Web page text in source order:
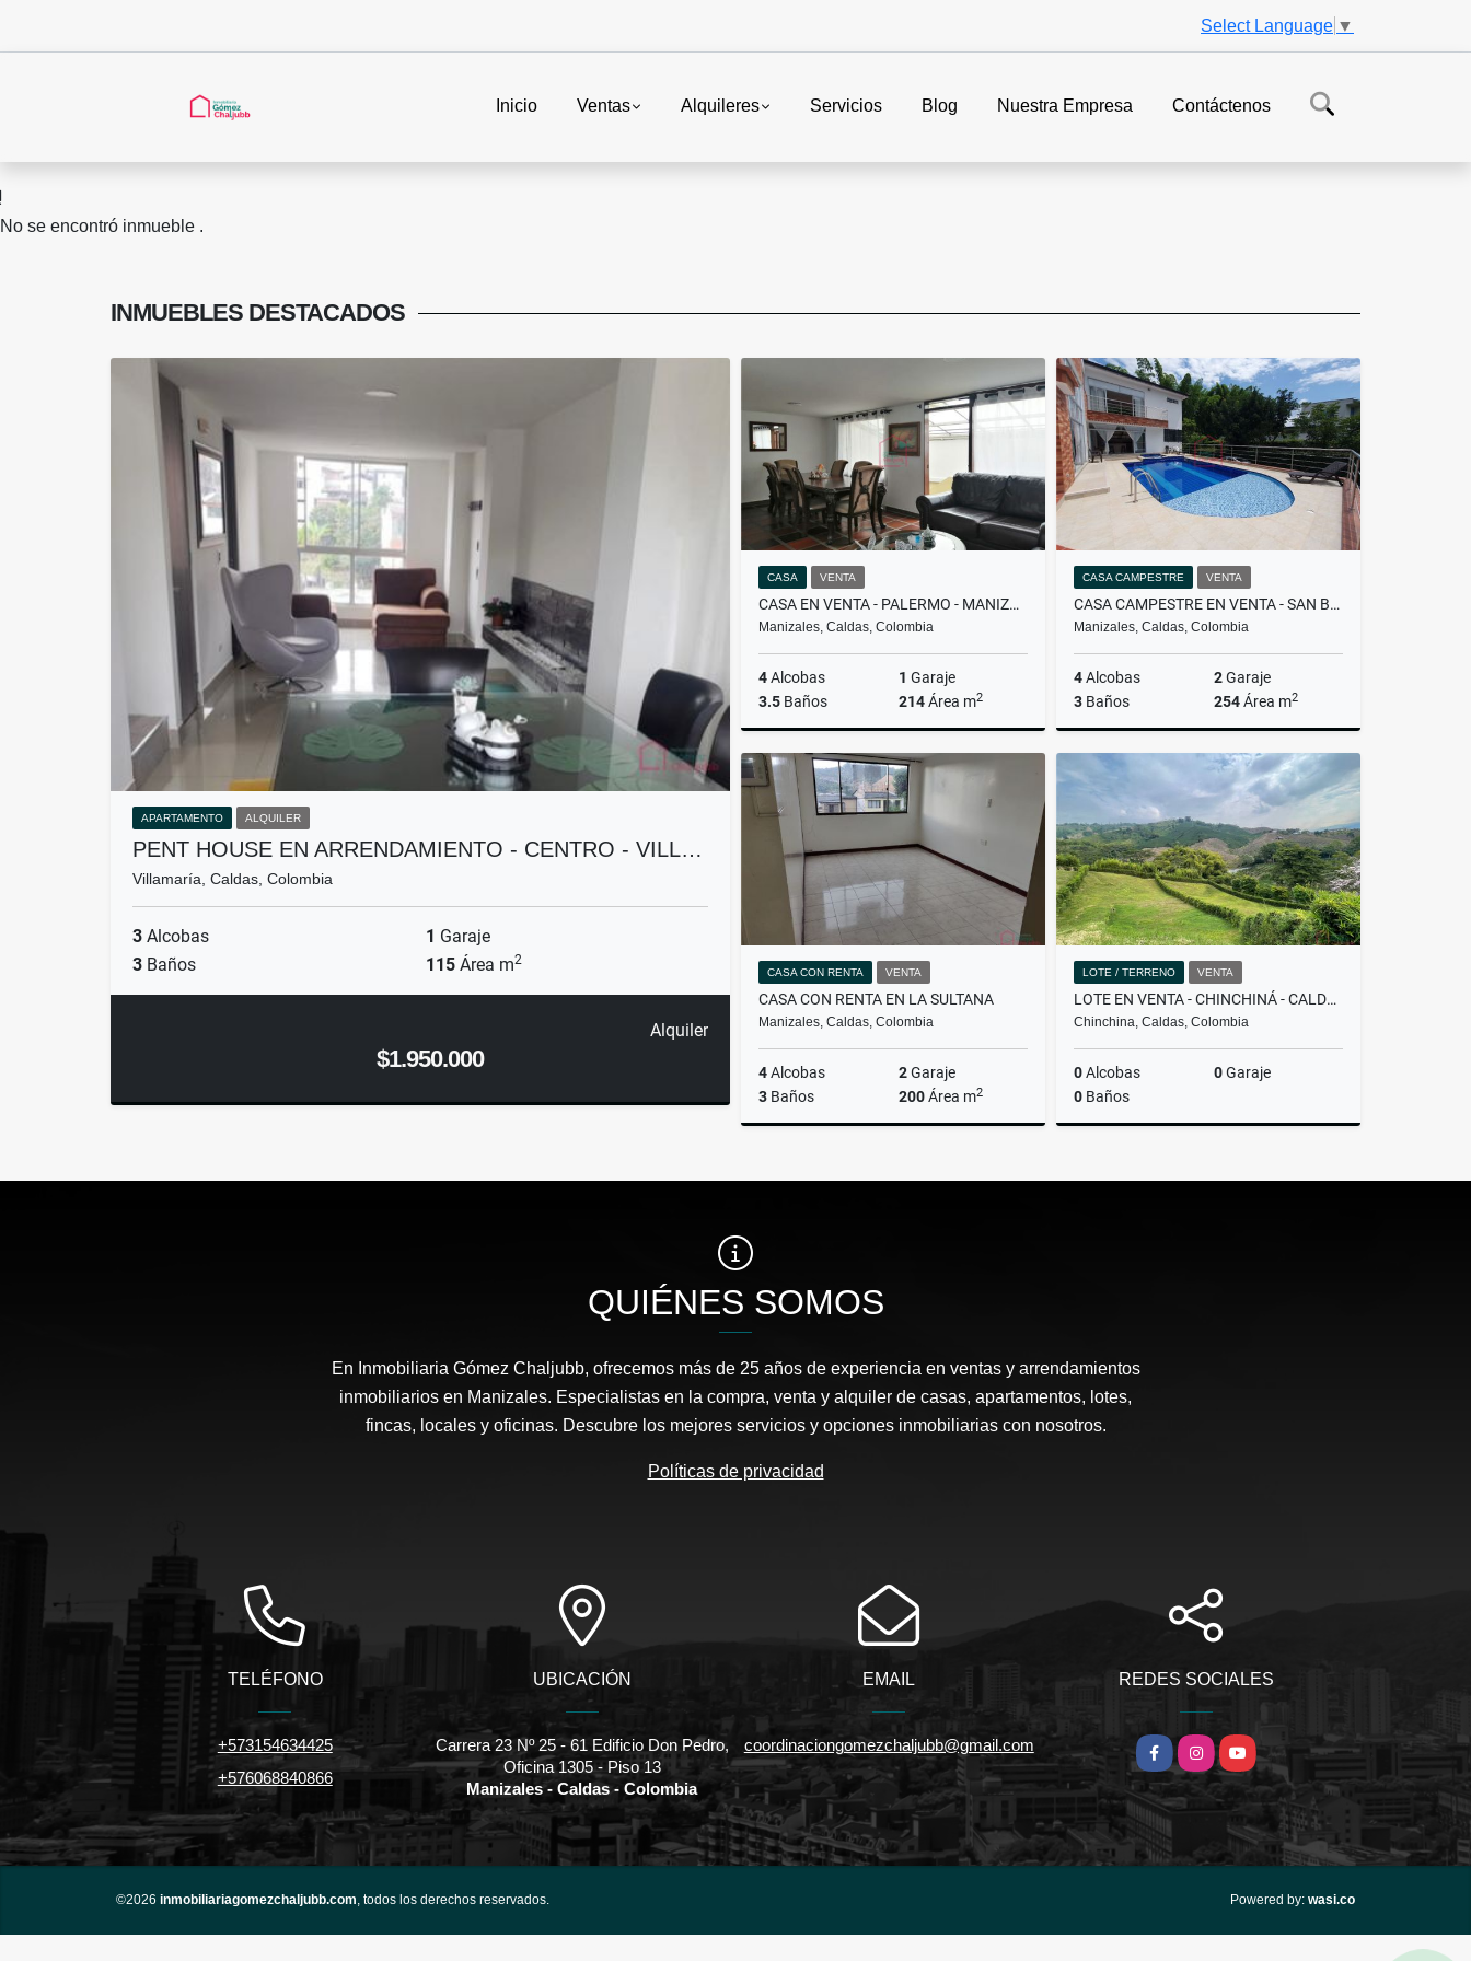
Select Language ▼
Inicio Ventas Alquileres Servicios Blog Nuestra Empresa Contáctenos
No se encontró inmueble .
INMUEBLES DESTACADOS
APARTAMENTO ALQUILER
PENT HOUSE EN ARRENDAMIENTO - CENTRO - VILL…
Villamaría, Caldas, Colombia
3 Alcobas 1 Garaje
3 Baños 115 Área m2
Alquiler
$1.950.000
CASA VENTA
CASA EN VENTA - PALERMO - MANIZALES
Manizales, Caldas, Colombia
4Alcobas 1 Garaje
3.5 Baños 214Área m2
$720.000.000
CASA CAMPESTRE VENTA
CASA CAMPESTRE EN VENTA - SAN BERNARDO DEL VIENTO - MANIZALES
Manizales, Caldas, Colombia
4Alcobas 2Garaje
3 Baños 254Área m2
Venta
$1.500.000.000
CASA CON RENTA VENTA
CASA CON RENTA EN LA SULTANA
Manizales, Caldas, Colombia
4Alcobas 2Garaje
3 Baños 200Área m2
$485.000.000
LOTE / TERRENO VENTA
LOTE EN VENTA - CHINCHINÁ - CALDAS
Chinchina, Caldas, Colombia
0Alcobas 0Garaje
0 Baños
$330.000.000
QUIÉNES SOMOS
En Inmobiliaria Gómez Chaljubb, ofrecemos más de 25 años de experiencia en ventas y arrendamientos
inmobiliarios en Manizales. Especialistas en la compra, venta y alquiler de casas, apartamentos, lotes,
fincas, locales y oficinas. Descubre los mejores servicios y opciones inmobiliarias con nosotros.
Políticas de privacidad
TELÉFONO
+573154634425
+576068840866
UBICACIÓN
Carrera 23 Nº 25 - 61 Edificio Don Pedro,
Oficina 1305 - Piso 13
Manizales - Caldas - Colombia
EMAIL
coordinaciongomezchaljubb@gmail.com
REDES SOCIALES
FacebookInstagramYouTube
©2026 inmobiliariagomezchaljubb.com, todos los derechos reservados. Powered by: wasi.co